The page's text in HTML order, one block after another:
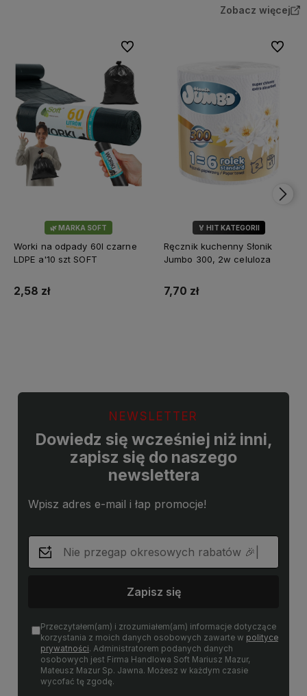
Zobacz więcej
🌿 MARKA SOFT
Worki na odpady 60l czarne
LDPE a'10 szt SOFT
2,58 zł
Do ulubionych
🏅 HIT KATEGORII
💎 WYBÓR KLIENTÓW
Ręcznik kuchenny Słonik
Jumbo 300, 2w celuloza
7,70 zł
Do
NEWSLETTER
Dowiedz się wcześniej niż inni,
zapisz się do naszego
newslettera
Wpisz adres e-mail i łap promocje!
Zapisz się
Przeczytałem(am) i zrozumiałem(am) informacje dotyczące
korzystania z moich danych osobowych zawarte w polityce
prywatności. Administratorem podanych danych
osobowych jest Firma Handlowa Soft Mariusz Mazur,
Mateusz Mazur Sp. Jawna. Możesz w każdym czasie
wycofać tę zgodę.